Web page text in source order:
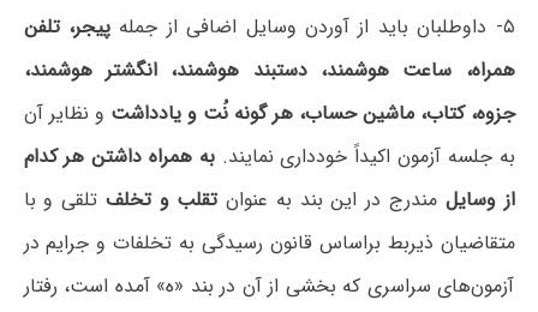
۵- داوطلبان باید از آوردن وسایل اضافی از جمله
پیجر، تلفن
همراه، ساعت هوشمند، دستبند هوشمند، انگشتر هوشمند،
جزوه، کتاب، ماشین حساب، هر گونه نُت و یادداشت و نظایر آن
به جلسه آزمون اکیداً خودداری نمایند.به همراه داشتن هر کدام
از وسایل مندرج در این بند به عنوانتقلب و تخلف تلقی و با
متقاضیان ذیربط براساس قانون رسیدگی به تخلفات و جرایم در
آزمون‌های سراسری که بخشی از آن در بند «ه» آمده است، رفتار